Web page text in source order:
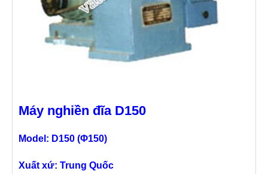
Máy nghiền đĩa D150
Model: D150 (Φ150)
Xuất xứ: Trung Quốc